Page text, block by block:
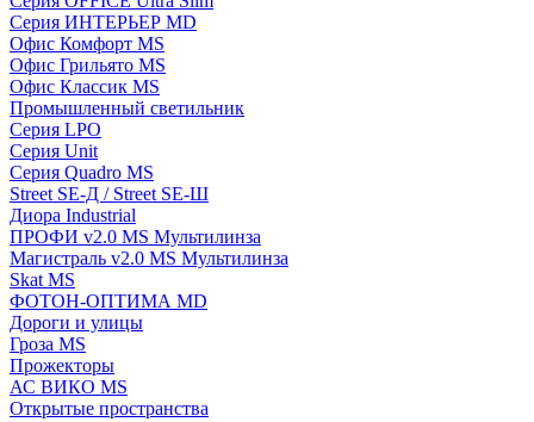
Серия ИНТЕРЬЕР MD
Офис Комфорт MS
Офис Грильято MS
Офис Классик MS
Промышленный светильник
Серия LPO
Серия Unit
Серия Quadro MS
Street SE-Д / Street SE-Ш
Диора Industrial
ПРОФИ v2.0 MS Мультилинза
Магистраль v2.0 MS Мультилинза
Skat MS
ФОТОН-ОПТИМА MD
Дороги и улицы
Гроза MS
Прожекторы
АС ВИКО MS
Открытые пространства